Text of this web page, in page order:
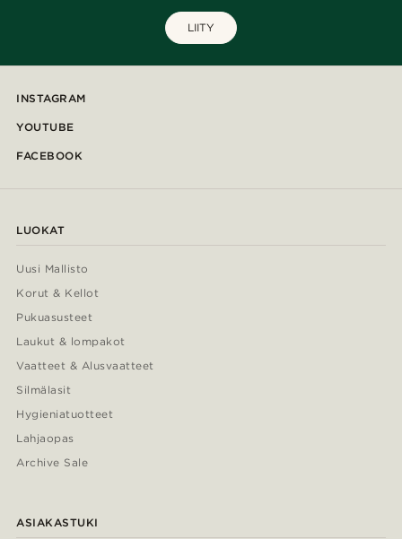
LIITY
INSTAGRAM
YOUTUBE
FACEBOOK
LUOKAT
Uusi Mallisto
Korut & Kellot
Pukuasusteet
Laukut & lompakot
Vaatteet & Alusvaatteet
Silmälasit
Hygieniatuotteet
Lahjaopas
Archive Sale
ASIAKASTUKI